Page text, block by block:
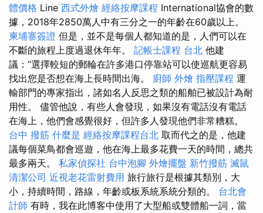
體價格 Line 西式外燴 經絡按摩課程 International協會的數
據，2018年2850萬人中有三分之一的年齡在60歲以上。
柬埔寨簽證 但是，並不是每個人都知道的是，人們可以在
不斷的旅程上度過退休年年。 記帳士課程 台北 他建
議：“選擇較短的郵輪在許多港口停靠站可以使巡航更容易
找出您是否想在海上長時間出海。 廚師 外燴 指壓課程 運
輸部門的專家指出，諸如名人反思之類的船舶已被設計為耐
用性。 儘管他說，有些人會發現，如果沒有電話沒有電話
在海上，他們會感覺很好，但許多人發現他們非常糟糕。
台中 撥筋 什麼是 經絡按摩課程台北 取而代之的是，他建
議每個菜鳥都會巡遊，他在海上最多花費一天的時間，總共
最多兩天。 私家偵探社 台中泡腳 外燴擺盤 新竹撥筋 滅鼠
清潔公司 近視老花雷射費用 旅行旅行是根據其類別，大
小，持續時間，路線，年齡或板系統系統分類的。 台北會
計師 有時，我在此博客中使用了大型船或雙體船一詞，當